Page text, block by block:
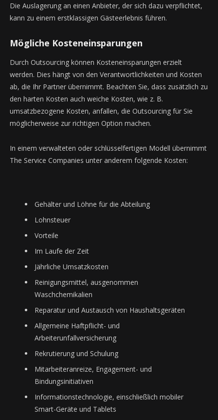
Die Auslagerung an einen Anbieter, der sich dazu verpflichtet,
kann zu einem erstklassigen Gästeerlebnis führen.
Mögliche Kosteneinsparungen
Durch Outsourcing können Kosteneinsparungen erzielt
werden. Dies hängt von den Verantwortlichkeiten und Kosten
ab, die Ihr Partner übernimmt. Beachten Sie, dass zusätzlich zu
den harten Kosten auch weiche Kosten, wie z. B.
umsatzbezogene Kosten, anfallen, die Outsourcing für Sie
möglicherweise zur richtigen Option machen.
In einem verwalteten oder schlüsselfertigen Modell übernimmt
The Service Companies unter anderem folgende Kosten:
Gehälter und Löhne für die Abteilung
Lohnsteuer
Vorteile
Im Laufe der Zeit
Jährliche Umsatzkosten
Reinigungsmittel, ausgenommen
Waschchemikalien
Reparatur und Austausch von Haushaltsgeräten
Allgemeine Haftpflicht- und
Arbeiterunfallversicherung
Rekrutierung und Schulung
Mitarbeiteranreize, Engagement- und
Bindungsinitiativen
Informationstechnologie, einschließlich mobiler
Smart-Geräte und Tablets